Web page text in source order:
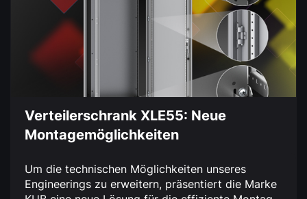
Verteilerschrank XLE55: Neue
Montagemöglichkeiten
Um die technischen Möglichkeiten unseres
Engineerings zu erweitern, präsentiert die Marke